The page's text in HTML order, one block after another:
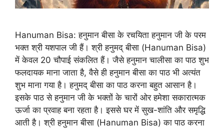
Hanuman Bisa: हनुमान बीसा के रचयिता हनुमान जी के परम
भक्त श्री यशपाल जी हैं। श्री हनुमद् बीसा (Hanuman Bisa)
में केवल 20 चौपाई संकलित हैं। जैसे हनुमान चालीसा का पाठ शुभ
फलदायक माना जाता है, वैसे ही हनुमान बीसा का पाठ भी अत्यंत
शुभ माना गया है। हनुमद् बीसा का पाठ करना बहुत आसान है।
इसके पाठ से हनुमान जी के भक्तों के चारों ओर हमेशा सकारात्मक
ऊर्जा का प्रवाह बना रहता है। इससे घर में सुख-शांति और समृद्धि
आती है। श्री हनुमान बीसा (Hanuman Bisa) का पाठ करना